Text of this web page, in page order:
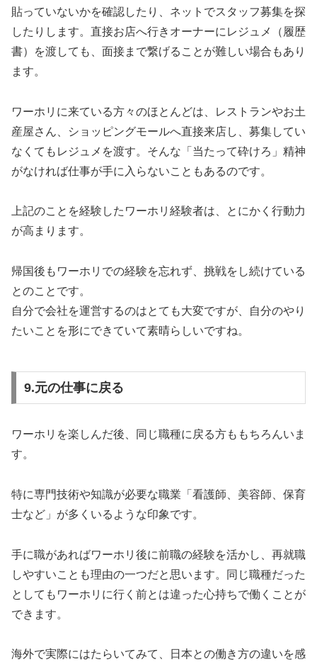
貼っていないかを確認したり、ネットでスタッフ募集を探
したりします。直接お店へ行きオーナーにレジュメ（履歴
書）を渡しても、面接まで繋げることが難しい場合もあり
ます。
ワーホリに来ている方々のほとんどは、レストランやお土
産屋さん、ショッピングモールへ直接来店し、募集してい
なくてもレジュメを渡す。そんな「当たって砕けろ」精神
がなければ仕事が手に入らないこともあるのです。
上記のことを経験したワーホリ経験者は、とにかく行動力
が高まります。
帰国後もワーホリでの経験を忘れず、挑戦をし続けている
とのことです。
自分で会社を運営するのはとても大変ですが、自分のやり
たいことを形にできていて素晴らしいですね。
9.元の仕事に戻る
ワーホリを楽しんだ後、同じ職種に戻る方ももちろんいま
す。
特に専門技術や知識が必要な職業「看護師、美容師、保育
士など」が多くいるような印象です。
手に職があればワーホリ後に前職の経験を活かし、再就職
しやすいことも理由の一つだと思います。同じ職種だった
としてもワーホリに行く前とは違った心持ちで働くことが
できます。
海外で実際にはたらいてみて、日本との働き方の違いを感